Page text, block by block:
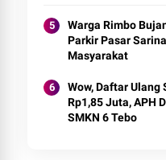
Warga Rimbo
Parkir Pasar
Masyarakat
Wow, Daftar Ulang
Rp1,85 Juta, APH
SMKN 6 Tebo